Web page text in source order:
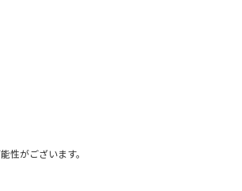
性がございます。